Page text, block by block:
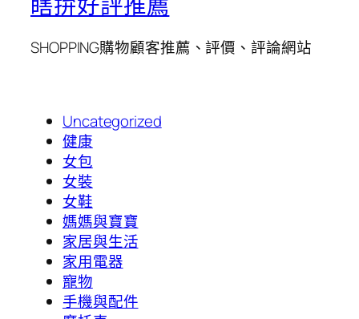
SHOPPING購物顧客推薦、評價、評論網站
Uncategorized
健康
女包
女裝
女鞋
媽媽與寶寶
家居與生活
家用電器
寵物
手機與配件